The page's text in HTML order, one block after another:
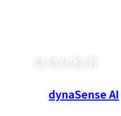
自动化检测
dynaSense AI